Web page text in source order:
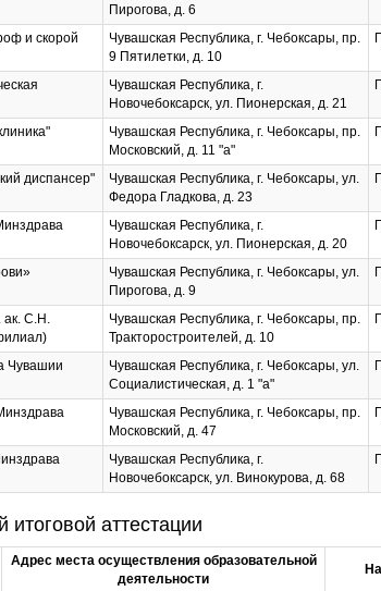
Пирогова, д. 6
и скорой
Чувашская Республика, г. Чебоксары, пр.
9 Пятилетки, д. 10
Чувашская Республика, г.
Новочебоксарск, ул. Пионерская, д. 21
Чувашская Республика, г. Чебоксары, пр.
Московский, д. 11 "а"
диспансер"
Чувашская Республика, г. Чебоксары, ул.
Федора Гладкова, д. 23
Чувашская Республика, г.
Новочебоксарск, ул. Пионерская, д. 20
Чувашская Республика, г. Чебоксары, ул.
Пирогова, д. 9
ак. С.Н.
Чувашская Республика, г. Чебоксары, пр.
Тракторостроителей, д. 10
Чувашии
Чувашская Республика, г. Чебоксары, ул.
Социалистическая, д. 1 "а"
Чувашская Республика, г. Чебоксары, пр.
Московский, д. 47
Чувашская Республика, г.
Новочебоксарск, ул. Винокурова, д. 68
аттестации
Адрес места осуществления образовательной
деятельности